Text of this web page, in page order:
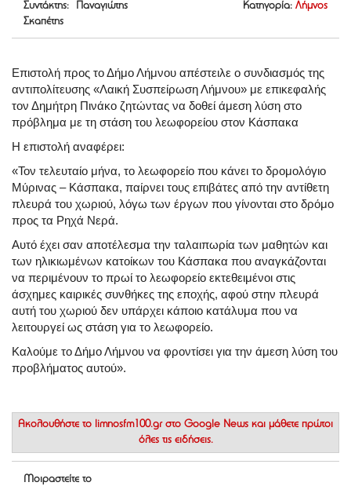
Συντάκτης: Παναγιώτης
Σκαπέτης
Κατηγορία: Λήμνος
Επιστολή προς το Δήμο Λήμνου απέστειλε ο συνδιασμός της
αντιπολίτευσης «Λαική Συσπείρωση Λήμνου» με επικεφαλής
τον Δημήτρη Πινάκο ζητώντας να δοθεί άμεση λύση στο
πρόβλημα με τη στάση του λεωφορείου στον Κάσπακα
Η επιστολή αναφέρει:
«Τον τελευταίο μήνα, το λεωφορείο που κάνει το δρομολόγιο
Μύρινας – Κάσπακα, παίρνει τους επιβάτες από την αντίθετη
πλευρά του χωριού, λόγω των έργων που γίνονται στο δρόμο
προς τα Ρηχά Νερά.
Αυτό έχει σαν αποτέλεσμα την ταλαιπωρία των μαθητών και
των ηλικιωμένων κατοίκων του Κάσπακα που αναγκάζονται
να περιμένουν το πρωί το λεωφορείο εκτεθειμένοι στις
άσχημες καιρικές συνθήκες της εποχής, αφού στην πλευρά
αυτή του χωριού δεν υπάρχει κάποιο κατάλυμα που να
λειτουργεί ως στάση για το λεωφορείο.
Καλούμε το Δήμο Λήμνου να φροντίσει για την άμεση λύση του
προβλήματος αυτού».
Ακολουθήστε το limnosfm100.gr στο Google News και μάθετε πρώτοι
όλες τις ειδήσεις.
Μοιραστείτε το